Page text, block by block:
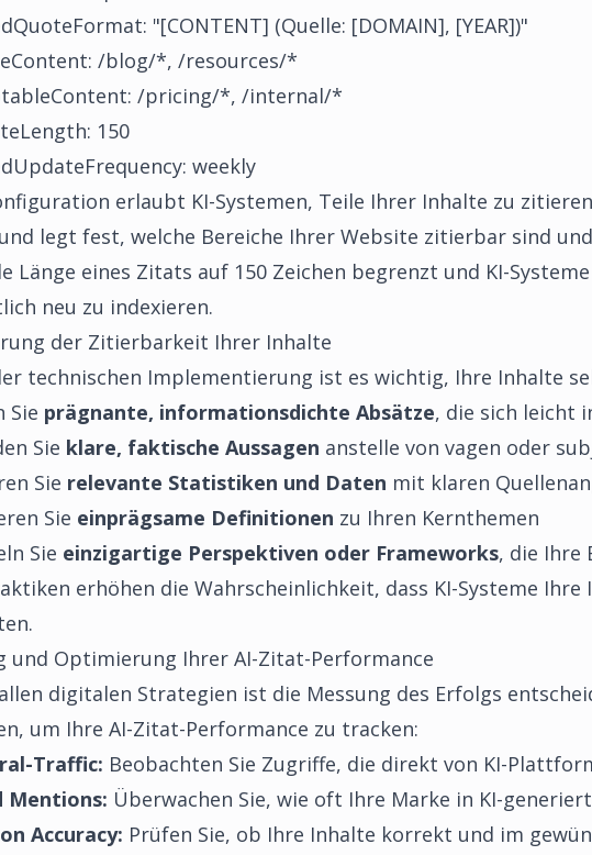
"[CONTENT] (Quelle: [DOMAIN], [YEAR])"
/blog/*, /resources/*
/pricing/*, /internal/*
150
weekly
erlaubt KI-Systemen, Teile Ihrer Inhalte zu
legt fest, welche Bereiche Ihrer Website zitierbar sind
Länge eines Zitats auf 150 Zeichen begrenzt und KI-
neu zu indexieren.
der Zitierbarkeit Ihrer Inhalte
technischen Implementierung ist es wichtig, Ihre Inhalte
Sie prägnante, informationsdichte Absätze, die sich leicht
Sie klare, faktische Aussagen anstelle von vagen oder
Sie relevante Statistiken und Daten mit klaren
Sie einprägsame Definitionen zu Ihren Kernthemen
Sie einzigartige Perspektiven oder Frameworks, die Ihre
erhöhen die Wahrscheinlichkeit, dass KI-Systeme
und Optimierung Ihrer AI-Zitat-Performance
digitalen Strategien ist die Messung des Erfolgs
um Ihre AI-Zitat-Performance zu tracken:
Traffic: Beobachten Sie Zugriffe, die direkt von KI-
Mentions: Überwachen Sie, wie oft Ihre Marke in KI-
Accuracy: Prüfen Sie, ob Ihre Inhalte korrekt und im